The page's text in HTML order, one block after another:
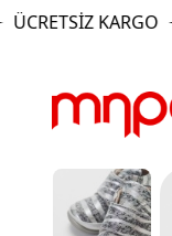
KARGO